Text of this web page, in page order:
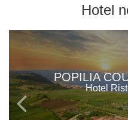
Hotel
POPILIA
Hotel